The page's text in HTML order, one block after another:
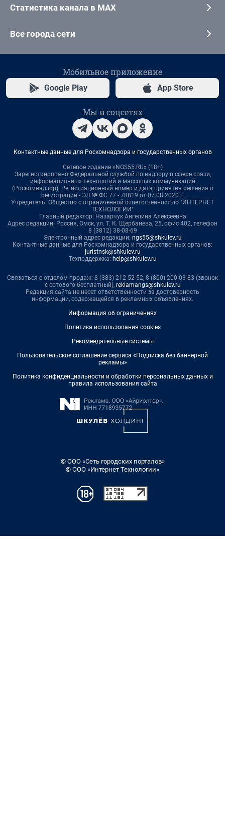
Статистика канала в MAX
Все города сети
Мобильное приложение
Google Play App Store
Мы в соцсетях
Контактные данные для Роскомнадзора и государственных органов
Сетевое издание «NGS55.RU» (18+)
Зарегистрировано Федеральной службой по надзору в сфере связи,
информационных технологий и массовых коммуникаций
(Роскомнадзор). Регистрационный номер и дата принятия решения о
регистрации - ЭЛ № ФС 77 - 78819 от 07.08.2020 г.
Учредитель: Общество с ограниченной ответственностью "ИНТЕРНЕТ
ТЕХНОЛОГИИ"
Главный редактор: Назарчук Ангелина Алексеевна
Адрес редакции: Россия, Омск, ул. Т. К. Щербанева, 25, офис 402, телефон
8 (3812) 38-08-69
Электронный адрес редакции: ngs55@shkulev.ru
Контактные данные для Роскомнадзора и государственных органов:
juristnsk@shkulev.ru
Техподдержка: help@shkulev.ru
Связаться с отделом продаж: 8 (383) 212-52-52, 8 (800) 200-03-83 (звонок
с сотового бесплатный), reklamangs@shkulev.ru
Редакция сайта не несет ответственности за достоверность
информации, содержащейся в рекламных объявлениях.
Информация об ограничениях
Политика использования cookies
Рекомендательные системы
Пользовательское соглашение сервиса «Подписка без баннерной
рекламы»
Политика конфиденциальности и обработки персональных данных и
правила использования сайта
© ООО «Сеть городских порталов»
© ООО «Интернет Технологии»